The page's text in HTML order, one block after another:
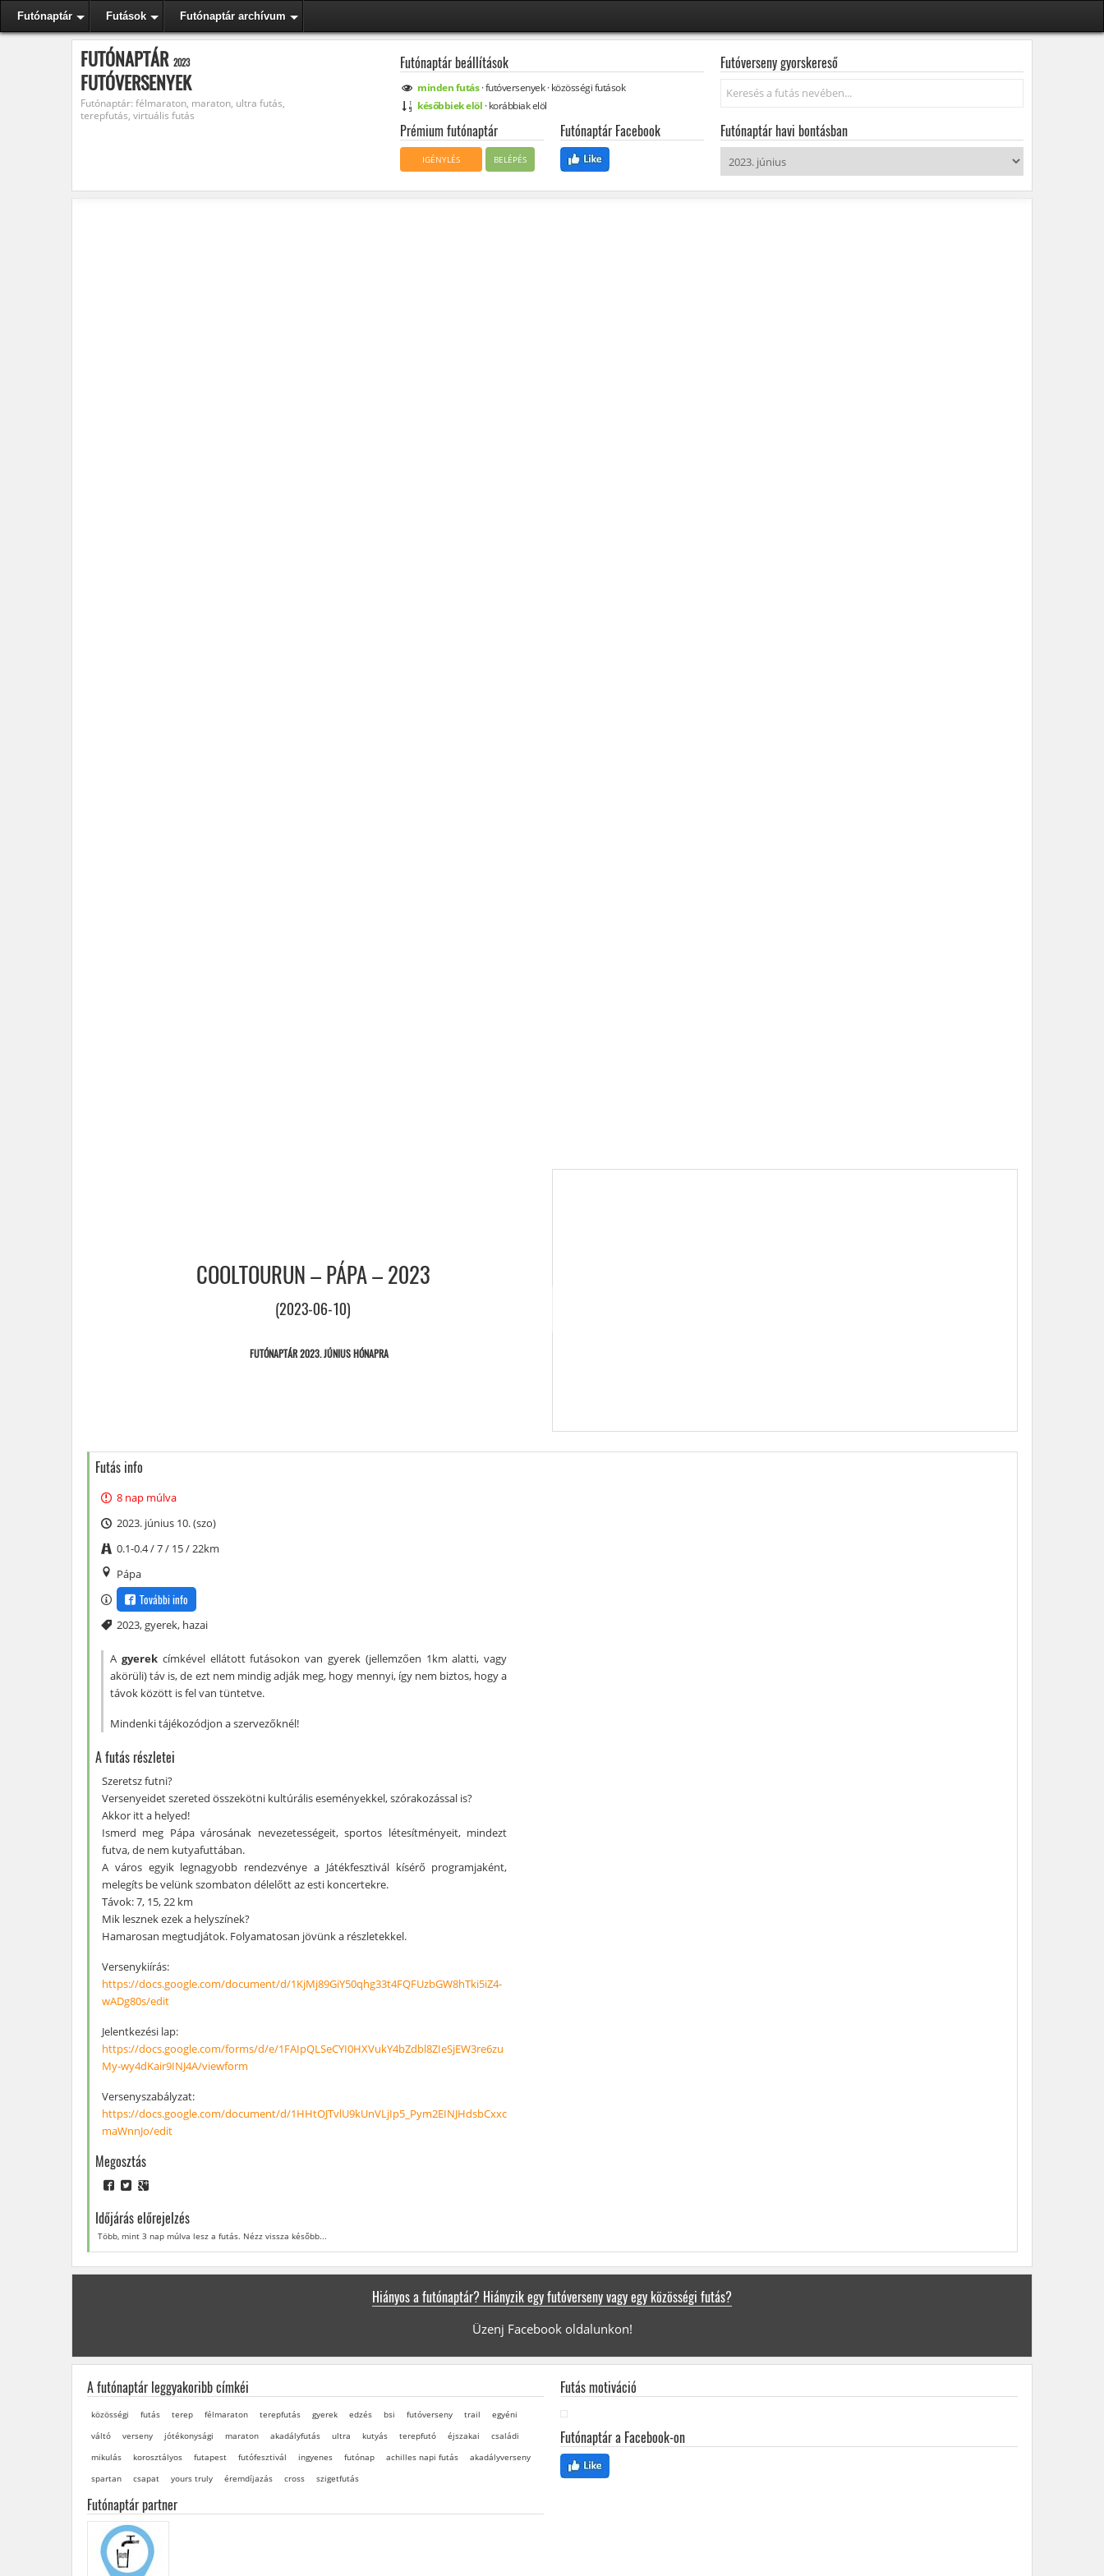
Futónaptár Futások Futónaptár archívum
FUTÓNAPTÁR 2023
FUTÓVERSENYEK
Futónaptár: félmaraton, maraton, ultra futás,
terepfutás, virtuális futás
Futónaptár beállítások
mindenfutás·futóversenyek·közösségifutások
későbbiek elöl ·korábbiak elöl
Prémium futónaptár
IGÉNYLÉS BELÉPÉS
Futónaptár Facebook
Futóverseny gyorskereső
Keresés...
Futónaptár havi bontásban
COOLTOURUN – PÁPA – 2023
(2023-06-10)
FUTÓNAPTÁR 2023. JÚNIUS HÓNAPRA
Futás info
8 nap múlva
2023. június 10. (szo)
0.1-0.4 / 7 / 15 / 22km
Pápa
További info
Címke
2023,gyerek, hazai
A gyerekcímkével ellátott futásokon van gyerek (jellemzően 1km alatti, vagy
akörüli) táv is, de ezt nem mindig adják meg, hogy mennyi, így nem biztos, hogy a
távok között is fel van tüntetve.
Mindenki tájékozódjon a szervezőknél!
A futás részletei
Szeretsz futni?
Versenyeidet szereted összekötni kultúrális eseményekkel, szórakozással is?
Akkor itt a helyed!
Ismerd meg Pápa városának nevezetességeit, sportos létesítményeit, mindezt
futva, de nem kutyafuttában.
A város egyik legnagyobb rendezvénye a Játékfesztivál kísérő programjaként,
melegíts be velünk szombaton délelőtt az esti koncertekre.
Távok: 7, 15, 22 km
Mik lesznek ezek a helyszínek?
Hamarosan megtudjátok. Folyamatosan jövünk a részletekkel.
Versenykiírás:
https://docs.google.com/document/d/1KjMj89GiY50qhg33t4FQFUzbGW8hTki5iZ4-
wADg80s/edit
Jelentkezési lap:
https://docs.google.com/forms/d/e/1FAIpQLSeCYI0HXVukY4bZdbl8ZIeSjEW3re6zu
My-wy4dKair9INJ4A/viewform
Versenyszabályzat:
https://docs.google.com/document/d/1HHtOJTvlU9kUnVLjIp5_Pym2EINJHdsbCxxc
maWnnJo/edit
Megosztás
Időjárás előrejelzés
Több, mint 3 nap múlva lesz a futás. Nézz vissza később...
Hiányos a futónaptár? Hiányzik egy futóverseny vagy egy közösségi futás?
Üzenj Facebook oldalunkon!
A futónaptár leggyakoribb címkéi
közösségi futás terep félmaraton terepfutás gyerek edzés bsi futóverseny trail
egyéni
váltó
verseny jótékonysági maraton akadályfutás ultra kutyás terepfutó éjszakai
családi
mikulás
korosztályos futapest futófesztivál ingyenes futónap achilles napi futás
akadályverseny
spartan
csapat yours truly éremdíjazás cross szigetfutás
Futónaptár partner
Futás motiváció
Futónaptár a Facebook-on